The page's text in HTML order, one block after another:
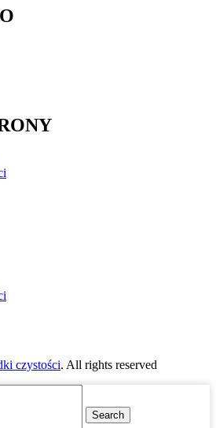
czystości. All rights reserved
Search